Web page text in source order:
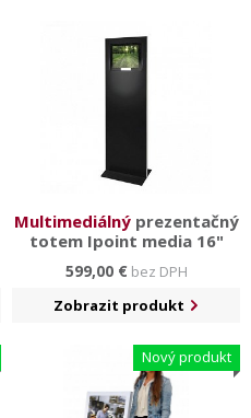
Multimediálnýprezentačný
totem Ipoint media 16"
599,00 €bez DPH
Zobrazit produkt
Nový produkt